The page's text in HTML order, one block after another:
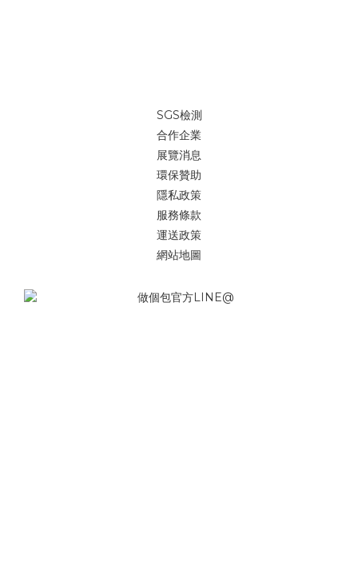
SGS檢測
合作企業
展覽消息
環保贊助
隱私政策
服務條款
運送政策
網站地圖